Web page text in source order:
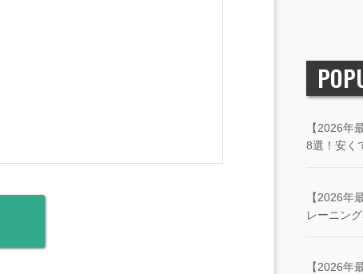
【2026年
8選！安く
【2026年
レーニン
【2026年